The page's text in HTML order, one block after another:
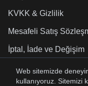
KVKK & Gizlilik
Mesafeli Satış
İptal, İade ve Değişim
Kargo ve Teslimat
Web sitemizde
kullanıyoruz. Sitemizi